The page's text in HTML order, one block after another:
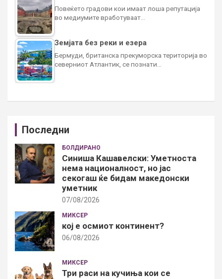
Повеќето градови кои имаат лоша репутација
во медиумите вработуваат…
Земјата без реки и езера
Бермуди, британска прекуморска територија во
северниот Атлантик, се познати…
Последни
БОЛДИРАНО
Синиша Кашавелски: Уметноста
нема националност, но јас
секогаш ќе бидам македонски
уметник
07/08/2026
МИКСЕР
кој е осмиот континент?
06/08/2026
МИКСЕР
Три раси на кучиња кои се